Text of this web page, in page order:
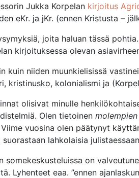
Jukka Korpelan kirjoitus
eKr. ja jKr. (ennen Kristusta –
joita haluan tässä
kirjoituksessa olevan
kuin niiden muunkielisissä
kristinusko, kolonialismi ja
olisivat minulle
Olen tietoinen molempien
vuosina olen päätynyt
lahkolaisia julistaessaan
somekeskusteluissa on
Lyhenteet eaa. ”ennen